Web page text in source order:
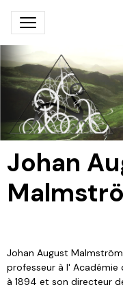
Johan
Johan August
professeur à l' Académie
à 1894 et son directeur